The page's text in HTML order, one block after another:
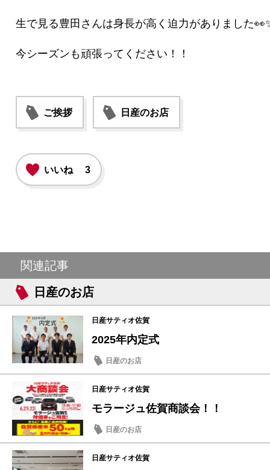
生で見る豊田さんは身長が高く迫力がありました
今シーズンも頑張ってください！！
ご挨拶 日産のお店
いいね 3
関連記事
日産のお店
日産サティオ佐賀
2025年内定式
日産のお店
日産サティオ佐賀
モラージュ佐賀商談会！！
日産のお店
日産サティオ佐賀